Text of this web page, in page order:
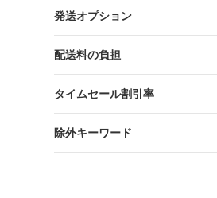
発送オプション
配送料の負担
タイムセール割引率
除外キーワード